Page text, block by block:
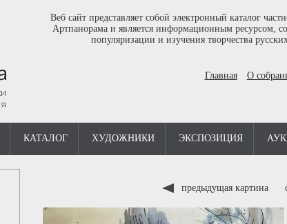
Веб сайт представляет собой электронный каталог
Артпанорама и является информационным ресурсом,
популяризации и изучения творчества
Главная О
КАТАЛОГ ХУДОЖНИКИ ЭКСПОЗИЦИЯ
предыдущая картина